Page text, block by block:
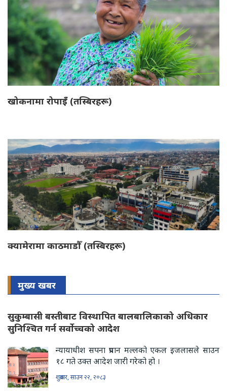
खोकनामा रोपाइँ (तस्बिरहरू)
क्यामेरामा काठमाडाैँ (तस्बिरहरू)
मुख्य खबर
सुकुम्बासी बस्तीबाट विस्थापित बालबालिकाको अधिकार
सुनिश्चित गर्न सर्वोच्चको आदेश
न्यायाधीश सपना प्रधान मल्लको एकल इजलासले साउन
१८ गते उक्त आदेश जारी गरेको हो ।
शुक्रबार, साउन २२, २०८३